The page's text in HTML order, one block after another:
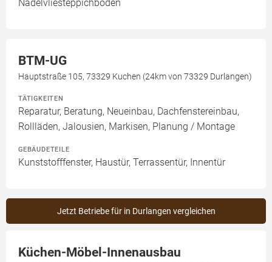
Nadelvliesteppichboden
BTM-UG
Hauptstraße 105, 73329 Kuchen (24km von 73329 Durlangen)
TÄTIGKEITEN
Reparatur, Beratung, Neueinbau, Dachfenstereinbau,
Rollläden, Jalousien, Markisen, Planung / Montage
GEBÄUDETEILE
Kunststofffenster, Haustür, Terrassentür, Innentür
Jetzt Betriebe für in Durlangen vergleichen
Küchen-Möbel-Innenausbau